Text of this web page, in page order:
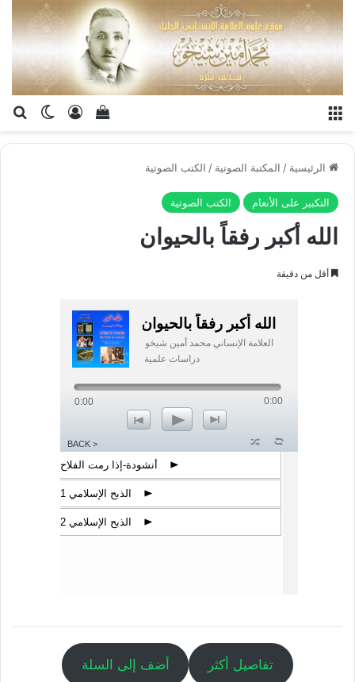
الوضعتسجيل
إستعراض سلة
الرئيسية / المكتبة الصوتية / الكتب الصوتية
التكبير على الأنعام الكتب الصوتية
الله أكبر رفقاً بالحيوان
أقل من دقيقة
p أنشودة-إذا رمت الفلاح
p الذبح الإسلامي 1
p الذبح الإسلامي 2
< BACK
n
o p
l
z
العلامة الإنساني محمد أمين شيخو
الله أكبر رفقاً بالحيوان
دراسات علمية
0:00 0:00
تفاصيل أكثر أضف إلى السلة